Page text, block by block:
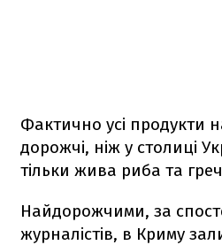
Фактично усі продукти
дорожчі, ніж у столиці
тільки жива риба та
Найдорожчими, за
журналістів, в Криму